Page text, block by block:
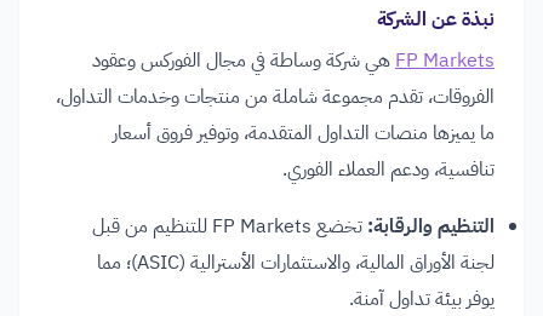
نبذة عن الشركة
FP Markets هي شركة وساطة في مجال الفوركس وعقود
الفروقات، تقدم مجموعة شاملة من منتجات وخدمات التداول،
ما يميزها منصات التداول المتقدمة، وتوفير فروق أسعار
تنافسية، ودعم العملاء الفوري.
التنظيم والرقابة:
تخضع FP Markets للتنظيم من قبل
لجنة الأوراق المالية، والاستثمارات الأسترالية (ASIC)؛ مما
يوفر بيئة تداول آمنة.